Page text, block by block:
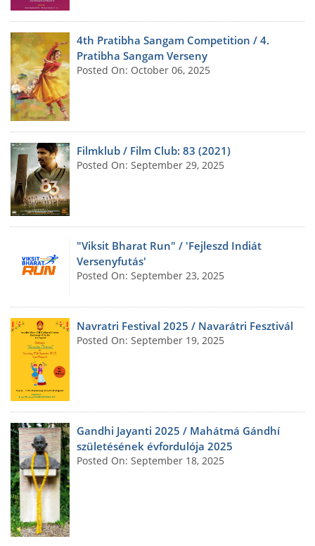
4th Pratibha Sangam Competition / 4.
Pratibha Sangam Verseny
Posted On: October 06, 2025
Filmklub / Film Club: 83 (2021)
Posted On: September 29, 2025
"Viksit Bharat Run" / 'Fejleszd Indiát
Versenyfutás'
Posted On: September 23, 2025
Navratri Festival 2025 / Navarátri Fesztivál
Posted On: September 19, 2025
Gandhi Jayanti 2025 / Mahátmá Gándhí
születésének évfordulója 2025
Posted On: September 18, 2025